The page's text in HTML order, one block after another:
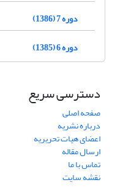
دوره 7 (1386)
دوره 6 (1385)
دسترسی سریع
صفحه اصلی
درباره نشریه
اعضای هیات تحریریه
ارسال مقاله
تماس با ما
نقشه سایت